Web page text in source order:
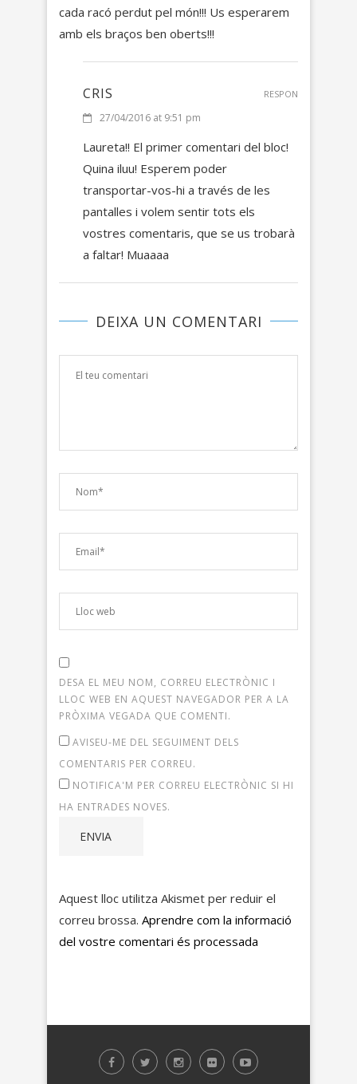
cada racó perdut pel món!!! Us esperarem
amb els braços ben oberts!!!
CRIS
27/04/2016 at 9:51 pm
Laureta!! El primer comentari del bloc!
Quina iluu! Esperem poder
transportar-vos-hi a través de les
pantalles i volem sentir tots els
vostres comentaris, que se us trobarà
a faltar! Muaaaa
RESPON
DEIXA UN COMENTARI
DESA EL MEU NOM, CORREU ELECTRÒNIC I
LLOC WEB EN AQUEST NAVEGADOR PER A LA
PRÒXIMA VEGADA QUE COMENTI.
AVISEU-ME DEL SEGUIMENT DELS
COMENTARIS PER CORREU.
NOTIFICA'M PER CORREU ELECTRÒNIC SI HI
HA ENTRADES NOVES.
Aquest lloc utilitza Akismet per reduir el
correu brossa. Aprendre com la informació
del vostre comentari és processada